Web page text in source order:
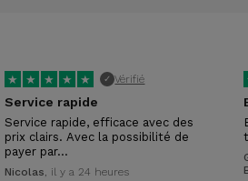
★ ★ ★ ★ ★ ✓ Vérifié
Service rapide
Service rapide, efficace avec des
prix clairs. Avec la possibilité de
payer par…
Nicolas, il y a 24 heures